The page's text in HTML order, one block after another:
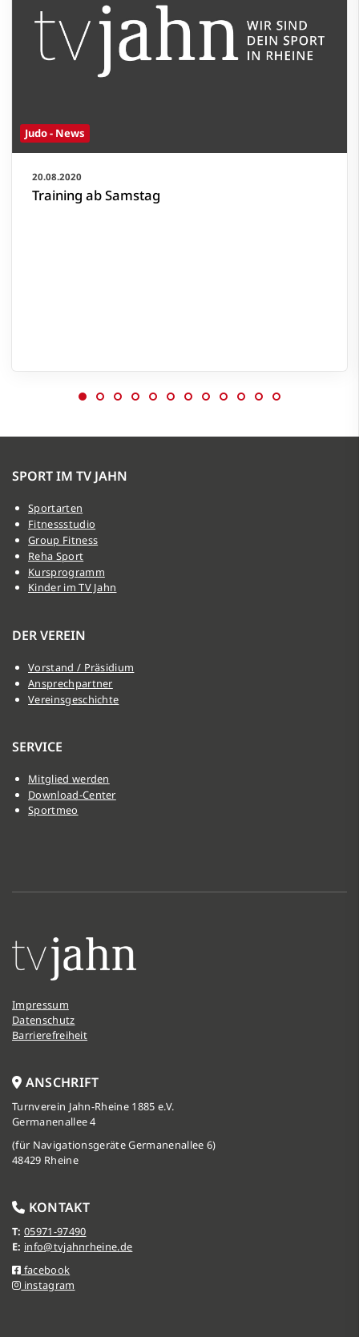
Judo - News
20.08.2020
Training ab Samstag
SPORT IM TV JAHN
Sportarten
Fitnessstudio
Group Fitness
Reha Sport
Kursprogramm
Kinder im TV Jahn
DER VEREIN
Vorstand / Präsidium
Ansprechpartner
Vereinsgeschichte
SERVICE
Mitglied werden
Download-Center
Sportmeo
Impressum
Datenschutz
Barrierefreiheit
ANSCHRIFT
Turnverein Jahn-Rheine 1885 e.V.
Germanenallee 4
(für Navigationsgeräte Germanenallee 6)
48429 Rheine
KONTAKT
T: 05971-97490
E: info@tvjahnrheine.de
facebook
instagram